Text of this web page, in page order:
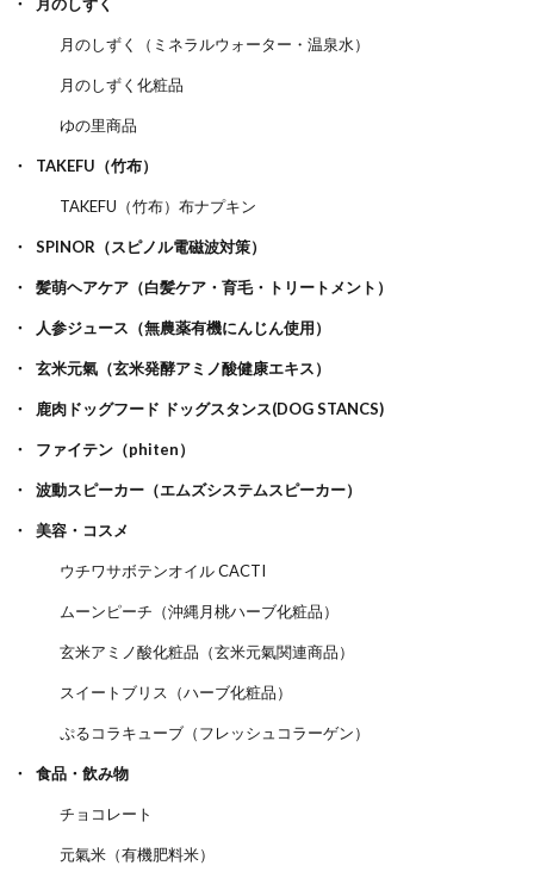
月のしずく（ミネラルウォーター・温泉水）
月のしずく化粧品
ゆの里商品
TAKEFU（竹布）
TAKEFU（竹布）布ナプキン
SPINOR（スピノル電磁波対策）
髪萌ヘアケア（白髪ケア・育毛・トリートメント）
人参ジュース（無農薬有機にんじん使用）
玄米元氣（玄米発酵アミノ酸健康エキス）
鹿肉ドッグフード ドッグスタンス(DOG STANCS)
ファイテン（phiten）
波動スピーカー（エムズシステムスピーカー）
美容・コスメ
ウチワサボテンオイル CACTI
ムーンピーチ（沖縄月桃ハーブ化粧品）
玄米アミノ酸化粧品（玄米元氣関連商品）
スイートブリス（ハーブ化粧品）
ぷるコラキューブ（フレッシュコラーゲン）
食品・飲み物
チョコレート
元氣米（有機肥料米）